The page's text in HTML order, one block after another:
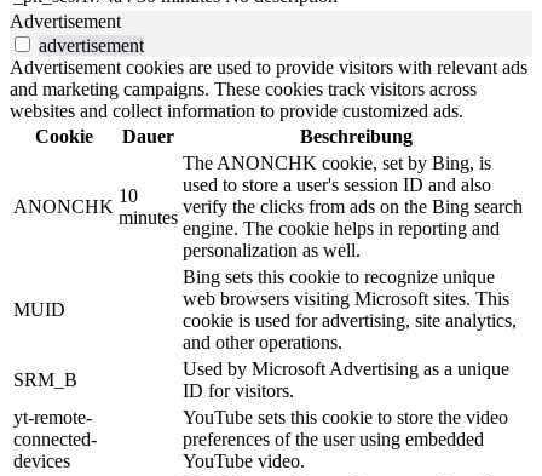
Advertisement
advertisement
Advertisement cookies are used to provide visitors with relevant ads
and marketing campaigns. These cookies track visitors across
websites and collect information to provide customized ads.
Cookie
Dauer Beschreibung
ANONCHK
10
minutes
The ANONCHK cookie, set by Bing, is
used to store a user's session ID and also
verify the clicks from ads on the Bing search
engine. The cookie helps in reporting and
personalization as well.
MUID
Bing sets this cookie to recognize unique
web browsers visiting Microsoft sites. This
cookie is used for advertising, site analytics,
and other operations.
SRM_B
Used by Microsoft Advertising as a unique
ID for visitors.
yt-remote-
connected-
devices
YouTube sets this cookie to store the video
preferences of the user using embedded
YouTube video.